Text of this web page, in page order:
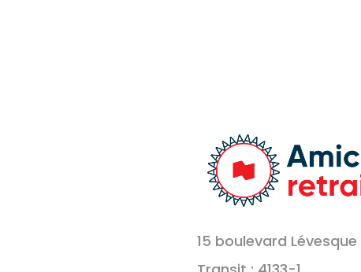
15 boulevard Lévesque